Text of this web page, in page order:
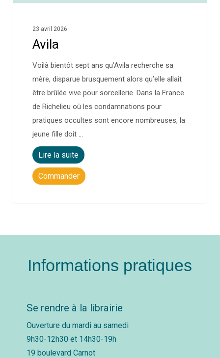
23 avril 2026
Avila
Voilà bientôt sept ans qu’Avila recherche sa
mère, disparue brusquement alors qu’elle allait
être brûlée vive pour sorcellerie. Dans la France
de Richelieu où les condamnations pour
pratiques occultes sont encore nombreuses, la
jeune fille doit …
Lire la suite
Commander
Informations pratiques
Se rendre à la librairie
Ouverture du mardi au samedi
9h30-12h30 et 14h30-19h
19 boulevard Carnot